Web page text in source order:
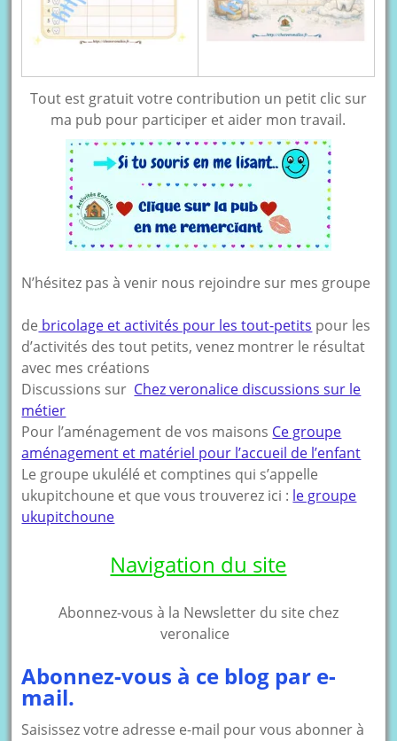
Tout est gratuit votre contribution un petit clic sur
ma pub pour participer et aider mon travail.
N’hésitez pas à venir nous rejoindre sur mes groupe
de bricolage et activités pour les tout-petits pour les
d’activités des tout petits, venez montrer le résultat
avec mes créations
Discussions sur Chez veronalice discussions sur le
métier
Pour l’aménagement de vos maisons Ce groupe
aménagement et matériel pour l’accueil de l’enfant
Le groupe ukulélé et comptines qui s’appelle
ukupitchoune et que vous trouverez ici : le groupe
ukupitchoune
Navigation du site
Abonnez-vous à la Newsletter du site chez
veronalice
Abonnez-vous à ce blog par e-
mail.
Saisissez votre adresse e-mail pour vous abonner à